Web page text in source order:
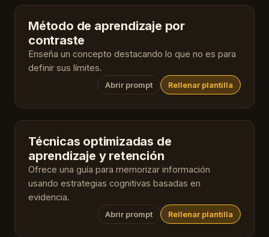
Método de aprendizaje por
contraste
Enseña un concepto destacando lo que no es para
definir sus límites.
Abrir prompt Rellenar plantilla
Técnicas optimizadas de
aprendizaje y retención
Ofrece una guía para memorizar información
usando estrategias cognitivas basadas en
evidencia.
Abrir prompt Rellenar plantilla